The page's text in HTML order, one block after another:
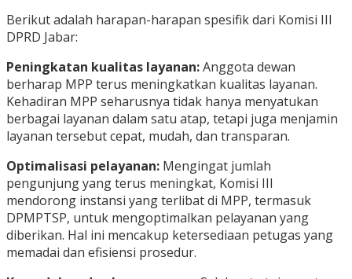
Berikut adalah harapan-harapan spesifik dari Komisi III
DPRD Jabar:
Peningkatan kualitas layanan:Anggota dewan
berharap MPP terus meningkatkan kualitas layanan.
Kehadiran MPP seharusnya tidak hanya menyatukan
berbagai layanan dalam satu atap, tetapi juga menjamin
layanan tersebut cepat, mudah, dan transparan.
Optimalisasi pelayanan: Mengingat jumlah
pengunjung yang terus meningkat, Komisi III
mendorong instansi yang terlibat di MPP, termasuk
DPMPTSP, untuk mengoptimalkan pelayanan yang
diberikan. Hal ini mencakup ketersediaan petugas yang
memadai dan efisiensi prosedur.